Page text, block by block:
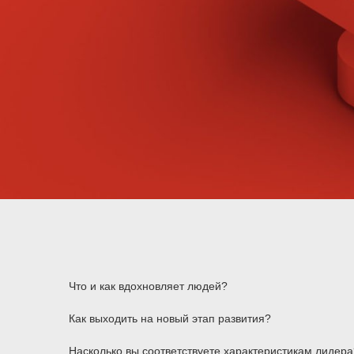
Что и как вдохновляет людей?
Как выходить на новый этап развития?
Насколько вы соответствуете характеристикам